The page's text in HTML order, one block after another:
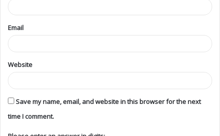
Email
Website
Save my name, email, and website in this browser for the next
time I comment.